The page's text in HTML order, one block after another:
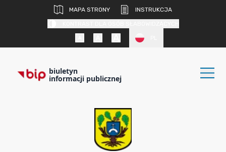
MAPA STRONY
INSTRUKCJA
biuletyn
informacji publicznej